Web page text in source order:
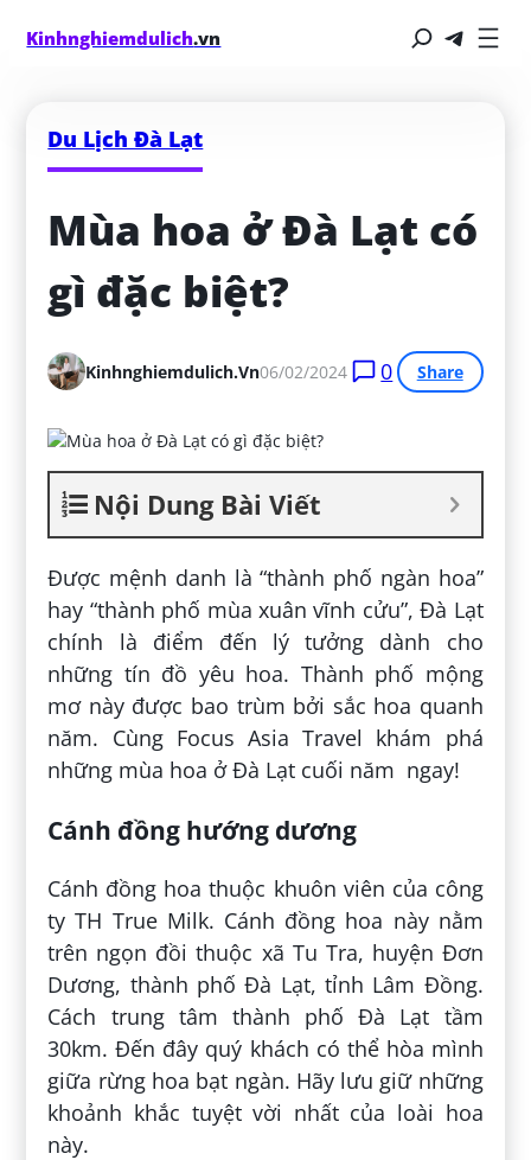
Kinhnghiemdulich.vn
Du Lịch Đà Lạt
Mùa hoa ở Đà Lạt có
gì đặc biệt?
Kinhnghiemdulich.vn06/02/2024 0 Share
Nội Dung Bài Viết
Được mệnh danh là “thành phố ngàn hoa”
hay “thành phố mùa xuân vĩnh cửu”, Đà Lạt
chính là điểm đến lý tưởng dành cho
những tín đồ yêu hoa. Thành phố mộng
mơ này được bao trùm bởi sắc hoa quanh
năm. Cùng Focus Asia Travel khám phá
những mùa hoa ở Đà Lạt cuối năm ngay!
Cánh đồng hướng dương
Cánh đồng hoa thuộc khuôn viên của công
ty TH True Milk. Cánh đồng hoa này nằm
trên ngọn đồi thuộc xã Tu Tra, huyện Đơn
Dương, thành phố Đà Lạt, tỉnh Lâm Đồng.
Cách trung tâm thành phố Đà Lạt tầm
30km. Đến đây quý khách có thể hòa mình
giữa rừng hoa bạt ngàn. Hãy lưu giữ những
khoảnh khắc tuyệt vời nhất của loài hoa
này.